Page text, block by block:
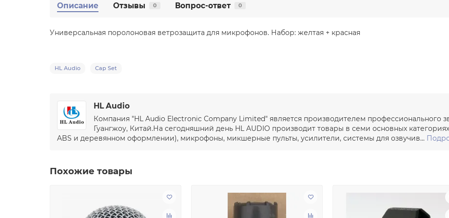
Описание Отзывы 0 Вопрос-ответ 0
Универсальная поролоновая ветрозащита для микрофонов. Набор: желтая + красная
HL Audio Cap Set
HL Audio
Компания "HL Audio Electronic Company Limited" является производителем профессионального
Гуангжоу, Китай.На сегодняшний день HL AUDIO производит товары в семи основных
ABS и деревянном оформлении), микрофоны, микшерные пульты, усилители, системы для озвучив...
Похожие товары